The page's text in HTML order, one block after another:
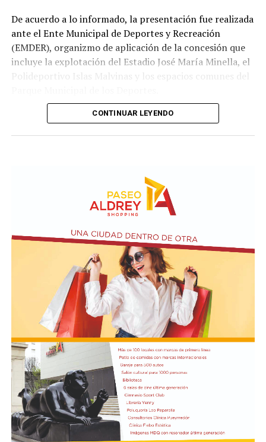
De acuerdo a lo informado, la presentación fue realizada
ante el Ente Municipal de Deportes y Recreación
(EMDER), organizmo de aplicación de la concesión que
incluye la explotación del Estadio José María Minella, el
Polideportivo Islas Malvinas y los espacios comunes del
A tal efecto, el secretario Legal, Técnico y de
exigencias previstas en el contrato y en la normativa
El cuerpo estará integrado por representantes del
EMDER, la Dirección General Legal y Técnica, la
Contaduría General y la Dirección General de
Contrataciones, áreas que deberán elaborar un informe
técnico, jurídico y contable antes de que la
administración municipal adopte una definición sobre el
pedido.
En los fundamentos de la resolución se señala que la
complejidad y trascendencia de la solicitud hacen
necesario un estudio integral de la documentación
presentada, especialmente por tratarse de una
modificación vinculada a la composición societaria de la
empresa que obtuvo la concesión.
La novedad se conoce mientras la concesión del Minella
CONTINUAR LEYENDO